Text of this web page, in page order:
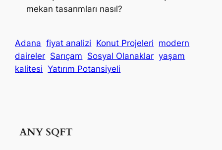
mekan tasarımları nasıl?
Adana fiyat analizi Konut Projeleri modern
daireler Sarıçam Sosyal Olanaklar yaşam
kalitesi Yatırım Potansiyeli